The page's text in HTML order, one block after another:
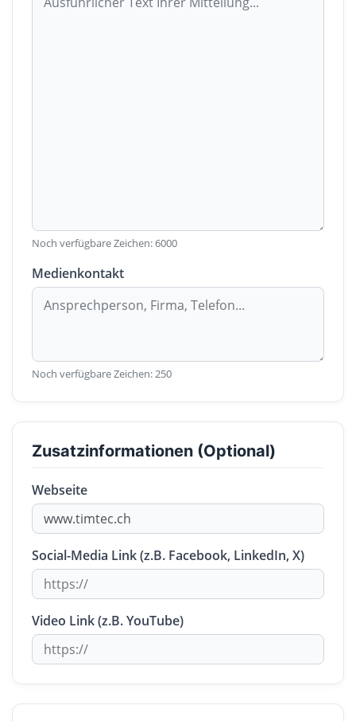
Noch verfügbare Zeichen:6000
Medienkontakt
Noch verfügbare Zeichen:250
Zusatzinformationen (Optional)
Webseite
Social-Media Link (z.B. Facebook, LinkedIn, X)
Video Link (z.B. YouTube)